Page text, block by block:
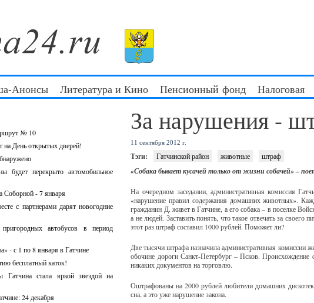
Анонсы Литература и Кино Пенсионный фонд Налоговая
№ 10
на День открытых дверей!
будет перекрыто автомобильное
Соборной - 7 января
с партнерами дарят новогодние
автобусов в период
- с 1 по 8 января в Гатчине
бесплатный каток!
стала яркой звездой на
24 декабря
За нарушения -
11 сентября 2012 г.
Тэги: Гатчинской район животные штраф
«Собака бывает кусачей только от жизни собачей» –
На очередном заседании, административная комиссия
«нарушение правил содержания домашних животных».
гражданин Д. живет в Гатчине, а его собака – в поселке
а не людей. Заставить понять, что такое отвечать за
этот раз штраф составил 1000 рублей. Поможет ли?
Две тысячи штрафа назначила административная комиссии
обочине дороги Санкт-Петербург – Псков. Происхождение
никаких документов на торговлю.
Оштрафованы на 2000 рублей любители домашних
сна, а это уже нарушение закона.